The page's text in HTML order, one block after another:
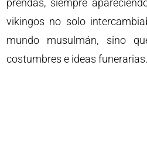
prendas, siempre
vikingos no solo
mundo musulmán, sino
costumbres e ideas funerarias.